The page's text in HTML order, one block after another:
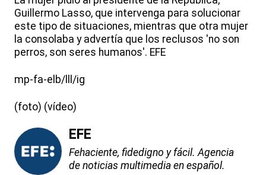
Guillermo Lasso, que intervenga para solucionar
este tipo de situaciones, mientras que otra mujer
la consolaba y advertía que los reclusos 'no son
perros, son seres humanos'. EFE
mp-fa-elb/lll/ig
(foto) (vídeo)
EFE
Fehaciente, fidedigno y fácil. Agencia
de noticias multimedia en español.